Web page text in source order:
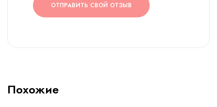
ОТПРАВИТЬ СВОЙ ОТЗЫВ
Похожие